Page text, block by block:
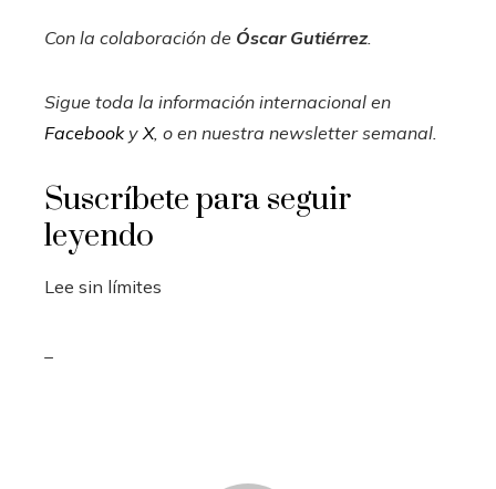
Con la colaboración de Óscar Gutiérrez.
Sigue toda la información internacional en
FacebookyX, o en nuestra newsletter semanal.
Suscríbete para seguir
leyendo
Lee sin límites